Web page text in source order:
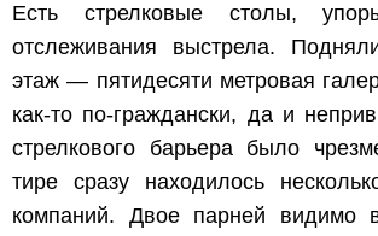
Есть стрелковые столы,
отслеживания выстрела.
этаж — пятидесяти метровая
как-то по-граждански, да и
стрелкового барьера было
тире сразу находилось
компаний. Двое парней видимо